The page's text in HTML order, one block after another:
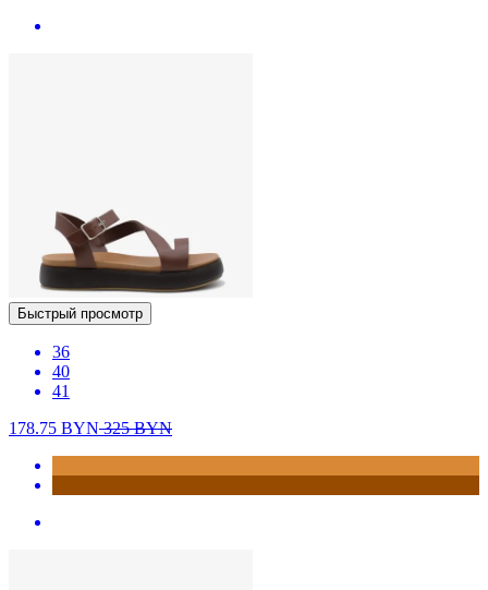
Быстрый просмотр
36
40
41
178.75 BYN325BYN